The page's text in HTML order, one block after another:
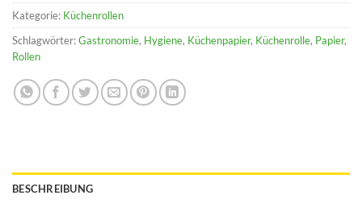
Kategorie: Küchenrollen
Schlagwörter:Gastronomie, Hygiene, Küchenpapier, Küchenrolle, Papier,
Rollen
BESCHREIBUNG